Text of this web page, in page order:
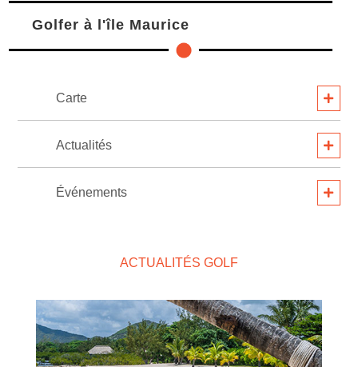
Golfer à l'île Maurice
Carte
Actualités
Événements
ACTUALITÉS GOLF